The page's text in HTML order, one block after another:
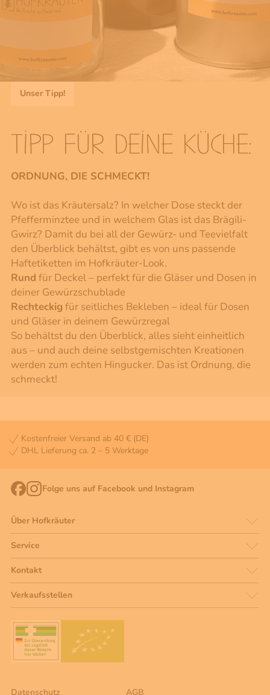
Unser Tipp!
TIPP FÜR DEINE KÜCHE:
ORDNUNG, DIE SCHMECKT!
Wo ist das Kräutersalz? In welcher Dose steckt der
Pfefferminztee und in welchem Glas ist das Brägili-
Gwirz? Damit du bei all der Gewürz- und Teevielfalt
den Überblick behältst, gibt es von uns passende
Haftetiketten im Hofkräuter-Look.
Rund für Deckel – perfekt für die Gläser und Dosen in
deiner Gewürzschublade
Rechteckig für seitliches Bekleben – ideal für Dosen
und Gläser in deinem Gewürzregal
So behältst du den Überblick, alles sieht einheitlich
aus – und auch deine selbstgemischten Kreationen
werden zum echten Hingucker. Das ist Ordnung, die
schmeckt!
Kostenfreier Versand ab 40 € (DE)
DHL Lieferung ca. 2 – 5 Werktage
Folge uns auf Facebook und Instagram
Über Hofkräuter
Service
Kontakt
Verkaufsstellen
Datenschutz AGB